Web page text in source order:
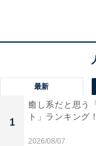
に、『部』の持
で力強い印象を
ダムのイメー
猛威に立ち向
に男らしく硬派
最新
1
癒し系だと思う
ト」ランキング
2026/08/07